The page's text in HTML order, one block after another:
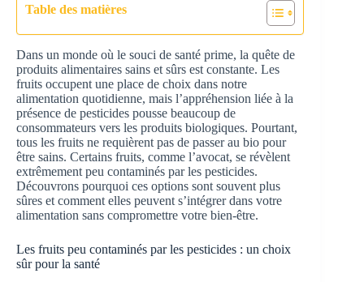
Table des matières
Dans un monde où le souci de santé prime, la quête de
produits alimentaires sains et sûrs est constante. Les
fruits occupent une place de choix dans notre
alimentation quotidienne, mais l’appréhension liée à la
présence de pesticides pousse beaucoup de
consommateurs vers les produits biologiques. Pourtant,
tous les fruits ne requièrent pas de passer au bio pour
être sains. Certains fruits, comme l’avocat, se révèlent
extrêmement peu contaminés par les pesticides.
Découvrons pourquoi ces options sont souvent plus
sûres et comment elles peuvent s’intégrer dans votre
alimentation sans compromettre votre bien-être.
Les fruits peu contaminés par les pesticides : un choix
sûr pour la santé